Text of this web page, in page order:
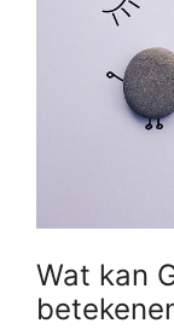
Wat kan